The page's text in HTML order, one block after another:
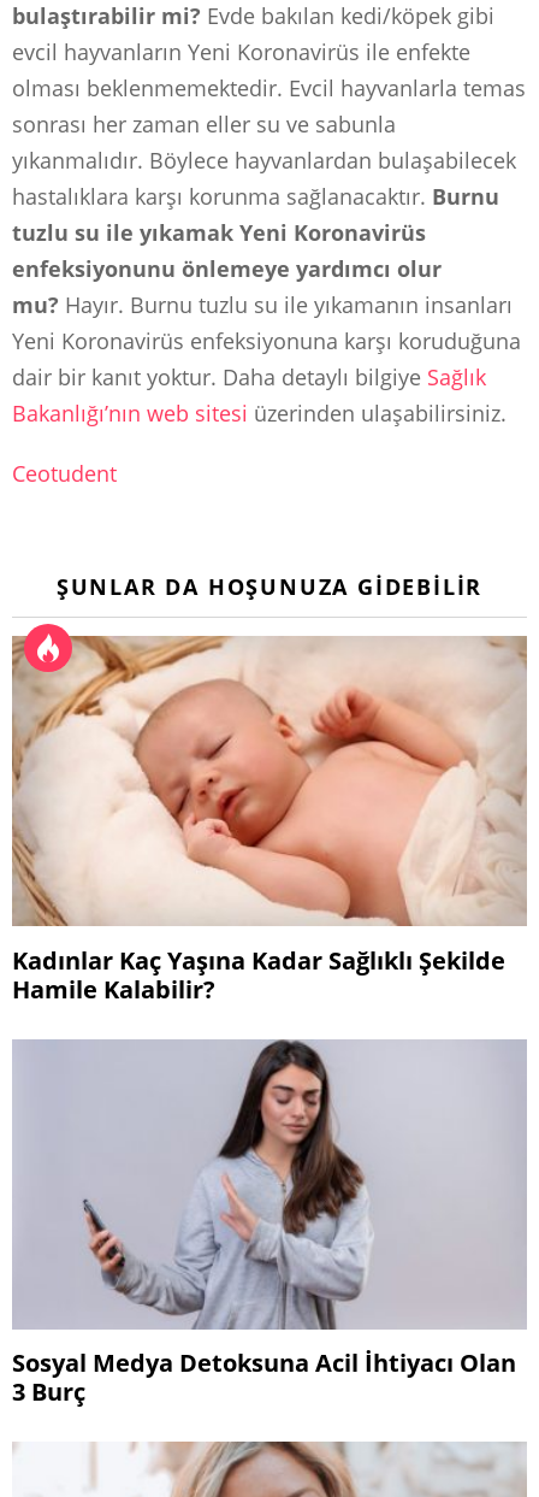
bulaştırabilir mi? Evde bakılan kedi/köpek gibi
evcil hayvanların Yeni Koronavirüs ile enfekte
olması beklenmemektedir. Evcil hayvanlarla temas
sonrası her zaman eller su ve sabunla
yıkanmalıdır. Böylece hayvanlardan bulaşabilecek
hastalıklara karşı korunma sağlanacaktır. Burnu
tuzlu su ile yıkamak Yeni Koronavirüs
enfeksiyonunu önlemeye yardımcı olur
mu? Hayır. Burnu tuzlu su ile yıkamanın insanları
Yeni Koronavirüs enfeksiyonuna karşı koruduğuna
dair bir kanıt yoktur. Daha detaylı bilgiye Sağlık
Bakanlığı’nın web sitesi üzerinden ulaşabilirsiniz.
Ceotudent
ŞUNLAR DA HOŞUNUZA GIDEBILIR
Kadınlar Kaç Yaşına Kadar Sağlıklı Şekilde
Hamile Kalabilir?
Sosyal Medya Detoksuna Acil İhtiyacı Olan
3 Burç